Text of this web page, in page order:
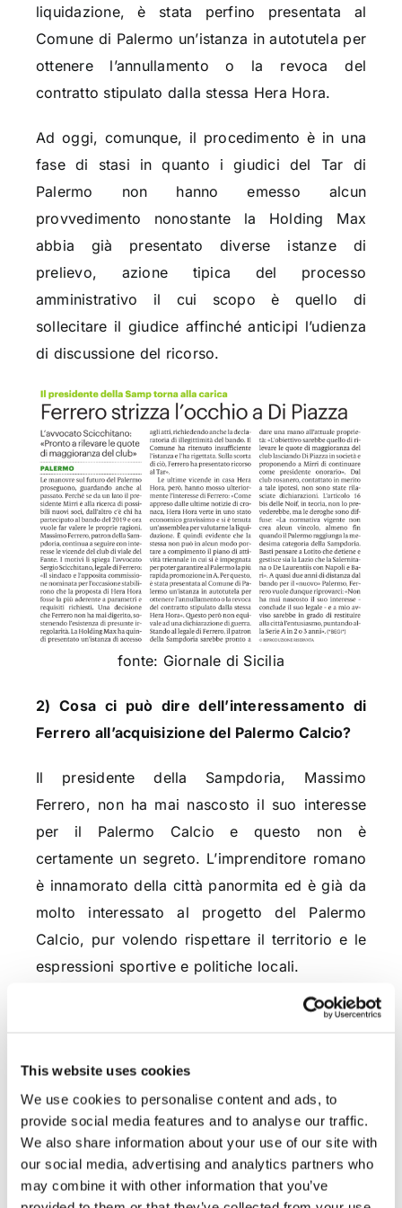
This website uses cookies
We use cookies to personalise content and ads, to
provide social media features and to analyse our traffic.
We also share information about your use of our site with
our social media, advertising and analytics partners who
may combine it with other information that you’ve
liquidazione, è stata perfino presentata al
Comune di Palermo un’istanza in autotutela per
ottenere l’annullamento o la revoca del
contratto stipulato dalla stessa Hera Hora.
Ad oggi, comunque, il procedimento è in una
fase di stasi in quanto i giudici del Tar di
Palermo non hanno emesso alcun
provvedimento nonostante la Holding Max
abbia già presentato diverse istanze di
prelievo, azione tipica del processo
amministrativo il cui scopo è quello di
sollecitare il giudice affinché anticipi l’udienza
di discussione del ricorso.
fonte: Giornale di Sicilia
2) Cosa ci può dire dell’interessamento di
Ferrero all’acquisizione del Palermo Calcio?
Il presidente della Sampdoria, Massimo
Ferrero, non ha mai nascosto il suo interesse
per il Palermo Calcio e questo non è
certamente un segreto. L’imprenditore romano
è innamorato della città panormita ed è già da
molto interessato al progetto del Palermo
Calcio, pur volendo rispettare il territorio e le
espressioni sportive e politiche locali.
Inoltre, la normativa vigente in materia non
acquisisse il Palermo Calcio almeno fin quando
lo stesso Palermo raggiunga la medesima serie
del campionato della Sampdoria. Basti pensare
ai casi già presenti nel panorama calcistico
italiano, come il Dott. Lotito che detiene e
gestisce sia la Lazio che la Salernitana o il